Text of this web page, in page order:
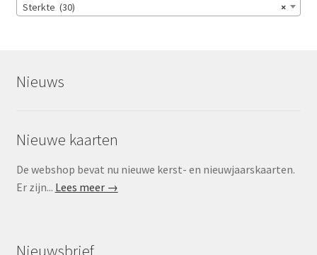
×
Sterkte (30)
Nieuws
Nieuwe kaarten
De webshop bevat nu nieuwe kerst- en nieuwjaarskaarten.
Er zijn... Lees meer →
Nieuwsbrief